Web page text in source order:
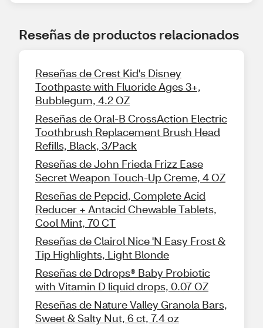
Reseñas de productos relacionados
Reseñas de Crest Kid's Disney
Toothpaste with Fluoride Ages 3+,
Bubblegum, 4.2 OZ
Reseñas de Oral-B CrossAction Electric
Toothbrush Replacement Brush Head
Refills, Black, 3/Pack
Reseñas de John Frieda Frizz Ease
Secret Weapon Touch-Up Creme, 4 OZ
Reseñas de Pepcid, Complete Acid
Reducer + Antacid Chewable Tablets,
Cool Mint, 70 CT
Reseñas de Clairol Nice 'N Easy Frost &
Tip Highlights, Light Blonde
Reseñas de Ddrops® Baby Probiotic
with Vitamin D liquid drops, 0.07 OZ
Reseñas de Nature Valley Granola Bars,
Sweet & Salty Nut, 6 ct, 7.4 oz